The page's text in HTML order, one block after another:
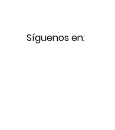
Síguenos en: